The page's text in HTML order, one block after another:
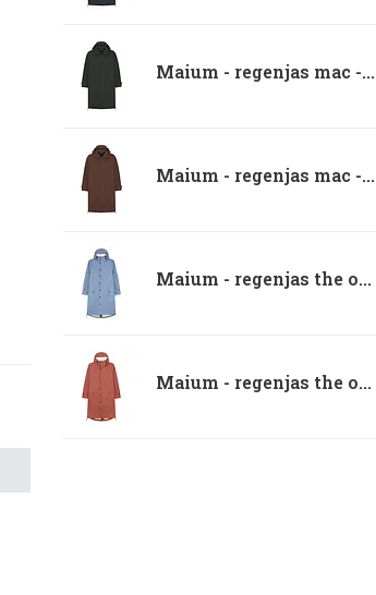
Maium - regenjas mac -...
Maium - regenjas mac -...
Maium - regenjas the o...
Maium - regenjas the o...